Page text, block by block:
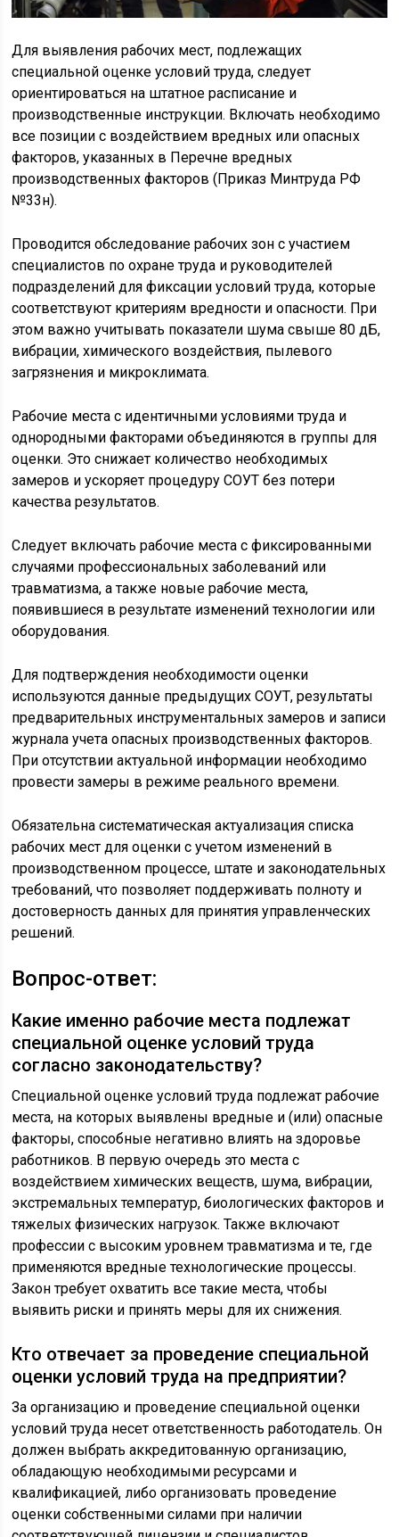
Для выявления рабочих мест, подлежащих
специальной оценке условий труда, следует
ориентироваться на штатное расписание и
производственные инструкции. Включать необходимо
все позиции с воздействием вредных или опасных
факторов, указанных в Перечне вредных
производственных факторов (Приказ Минтруда РФ
№33н).
Проводится обследование рабочих зон с участием
специалистов по охране труда и руководителей
подразделений для фиксации условий труда, которые
соответствуют критериям вредности и опасности. При
этом важно учитывать показатели шума свыше 80 дБ,
вибрации, химического воздействия, пылевого
загрязнения и микроклимата.
Рабочие места с идентичными условиями труда и
однородными факторами объединяются в группы для
оценки. Это снижает количество необходимых
замеров и ускоряет процедуру СОУТ без потери
качества результатов.
Следует включать рабочие места с фиксированными
случаями профессиональных заболеваний или
травматизма, а также новые рабочие места,
появившиеся в результате изменений технологии или
оборудования.
Для подтверждения необходимости оценки
используются данные предыдущих СОУТ, результаты
предварительных инструментальных замеров и записи
журнала учета опасных производственных факторов.
При отсутствии актуальной информации необходимо
провести замеры в режиме реального времени.
Обязательна систематическая актуализация списка
рабочих мест для оценки с учетом изменений в
производственном процессе, штате и законодательных
требований, что позволяет поддерживать полноту и
достоверность данных для принятия управленческих
решений.
Вопрос-ответ:
Какие именно рабочие места подлежат
специальной оценке условий труда
согласно законодательству?
Специальной оценке условий труда подлежат рабочие
места, на которых выявлены вредные и (или) опасные
факторы, способные негативно влиять на здоровье
работников. В первую очередь это места с
воздействием химических веществ, шума, вибрации,
экстремальных температур, биологических факторов и
тяжелых физических нагрузок. Также включают
профессии с высоким уровнем травматизма и те, где
применяются вредные технологические процессы.
Закон требует охватить все такие места, чтобы
выявить риски и принять меры для их снижения.
Кто отвечает за проведение специальной
оценки условий труда на предприятии?
За организацию и проведение специальной оценки
условий труда несет ответственность работодатель. Он
должен выбрать аккредитованную организацию,
обладающую необходимыми ресурсами и
квалификацией, либо организовать проведение
оценки собственными силами при наличии